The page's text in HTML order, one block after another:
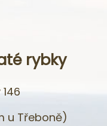
rybky
u Třeboně)